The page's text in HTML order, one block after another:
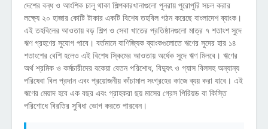
দেশের বন্ধ ও আংশিক চালু থাকা শিল্পকারখানাগুলো পুনরায় পুরোপুরি সচল করার
লক্ষ্যে ২০ হাজার কোটি টাকার একটি বিশেষ তহবিল গঠন করেছে বাংলাদেশ ব্যাংক।
এই তহবিলের আওতায় বড় শিল্প ও সেবা খাতের প্রতিষ্ঠানগুলো মাত্র ৭ শতাংশ সুদে
ঋণ গ্রহণের সুযোগ পাবে। বর্তমানে বাণিজ্যিক ব্যাংকগুলোতে ঋণের সুদের হার ১৪
শতাংশের বেশি হলেও এই বিশেষ স্কিমের আওতায় অর্ধেক সুদে ঋণ মিলবে। ঋণের
অর্থ শ্রমিক ও কর্মচারীদের বকেয়া বেতন পরিশোধ, বিদ্যুৎ ও গ্যাস বিলসহ অন্যান্য
পরিষেবা বিল প্রদান এবং প্রয়োজনীয় কাঁচামাল সংগ্রহের কাজে ব্যয় করা যাবে। এই
ঋণের মেয়াদ হবে এক বছর এবং গ্রাহকরা ছয় মাসের গ্রেস পিরিয়ড বা কিস্তি
পরিশোধে বিরতির সুবিধা ভোগ করতে পারবেন।